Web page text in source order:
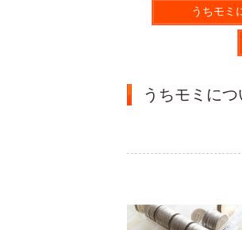
うちモミ
うちモミにつ